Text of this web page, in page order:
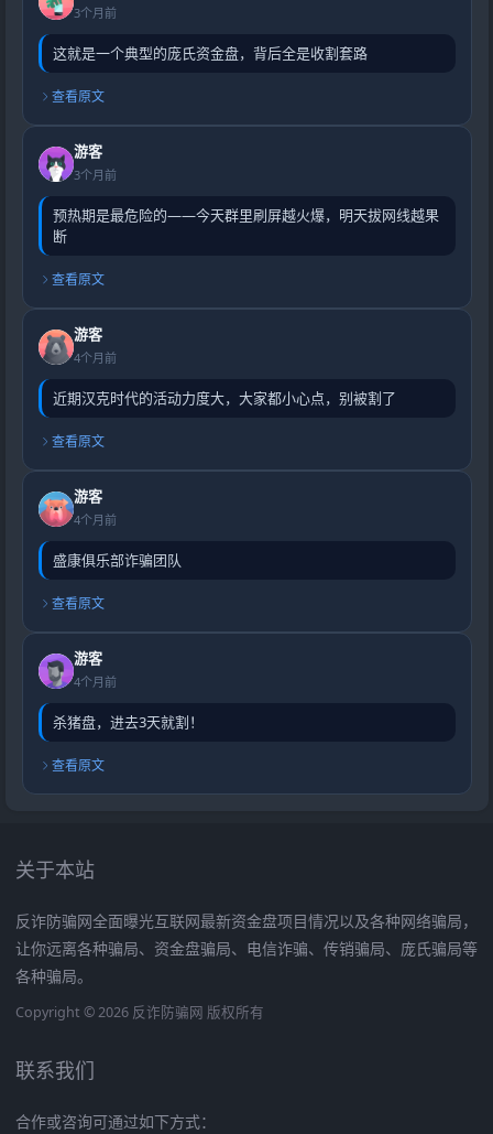
3个月前
这就是一个典型的庞氏资金盘，背后全是收割套路
查看原文
游客
3个月前
预热期是最危险的——今天群里刷屏越火爆，明天拔网线越果
断
查看原文
游客
4个月前
近期汉克时代的活动力度大，大家都小心点，别被割了
查看原文
游客
4个月前
盛康俱乐部诈骗团队
查看原文
游客
4个月前
杀猪盘，进去3天就割！
查看原文
关于本站
反诈防骗网全面曝光互联网最新资金盘项目情况以及各种网络骗局，
让你远离各种骗局、资金盘骗局、电信诈骗、传销骗局、庞氏骗局等
各种骗局。
Copyright © 2026 反诈防骗网 版权所有
联系我们
合作或咨询可通过如下方式：